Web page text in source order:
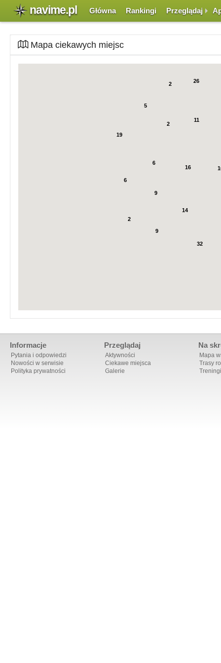
navime.pl Główna Rankingi Przeglądaj
Mapa ciekawych miejsc
przybliżenie mapy. Kliknięcie na punkcie spowoduje wyświetlenie
14
26
11
9
9
32
16
2
5
19
6
6
2
2
Informacje
Pytania i odpowiedzi
Nowości w serwisie
Polityka prywatności
Przeglądaj
Aktywności
Ciekawe miejsca
Galerie
Na
Mapa
Trasy